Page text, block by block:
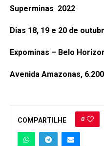
Superminas 2022
Dias 18, 19 e 20 de
Expominas – Belo
Avenida Amazonas,
COMPARTILHE 0